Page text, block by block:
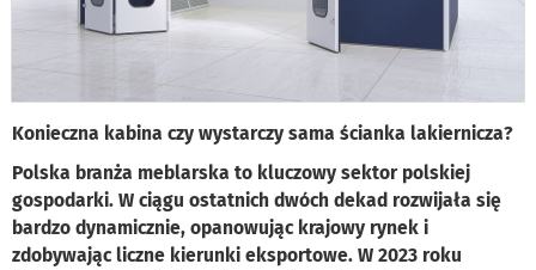
Konieczna kabina czy wystarczy sama ścianka lakiernicza?
Polska branża meblarska to kluczowy sektor polskiej
gospodarki. W ciągu ostatnich dwóch dekad rozwijała się
bardzo dynamicznie, opanowując krajowy rynek i
zdobywając liczne kierunki eksportowe. W 2023 roku